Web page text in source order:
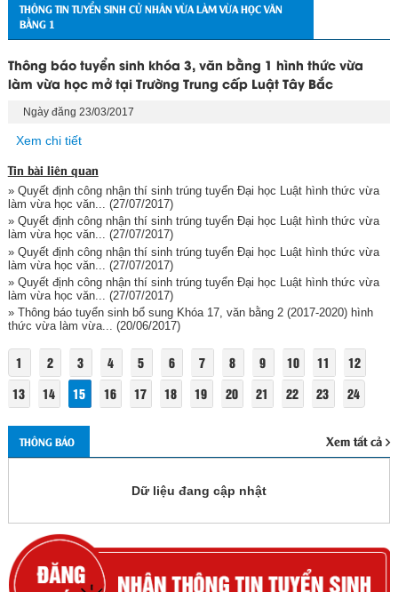
THÔNG TIN TUYỂN SINH CỬ NHÂN VỪA LÀM VỪA HỌC VĂN
BẰNG 1
Thông báo tuyển sinh khóa 3, văn bằng 1 hình thức vừa
làm vừa học mở tại Trường Trung cấp Luật Tây Bắc
Ngày đăng 23/03/2017
Xem chi tiết
Tin bài liên quan
» Quyết định công nhận thí sinh trúng tuyển Đại học Luật hình thức vừa
làm vừa học văn...
(27/07/2017)
» Quyết định công nhận thí sinh trúng tuyển Đại học Luật hình thức vừa
làm vừa học văn... (27/07/2017)
» Quyết định công nhận thí sinh trúng tuyển Đại học Luật hình thức vừa
làm vừa học văn...
(27/07/2017)
» Quyết định công nhận thí sinh trúng tuyển Đại học Luật hình thức vừa
làm vừa học văn... (27/07/2017)
» Thông báo tuyển sinh bổ sung Khóa 17, văn bằng 2 (2017-2020) hình
thức vừa làm vừa... (20/06/2017)
1 2 3 4 5 6 7 8 9 10 11
12
13
14 15 16 17 18 19 20 21 22 23 24
THÔNG BÁO Xem tất cả
Dữ liệu đang cập nhật